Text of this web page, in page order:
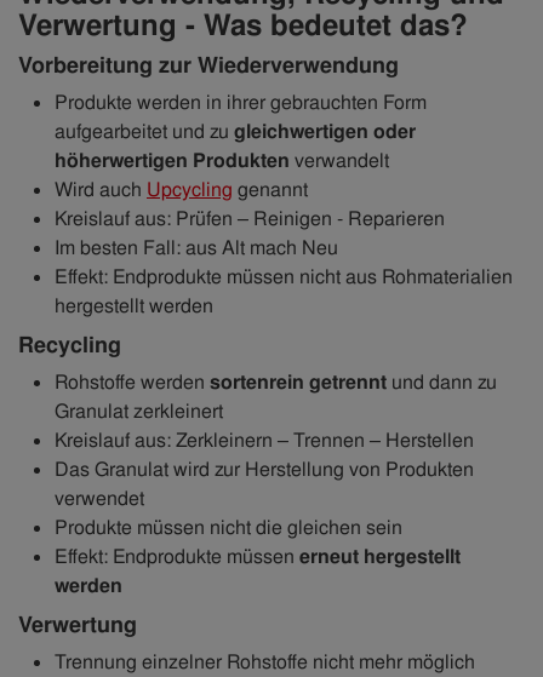
Verwertung - Was bedeutet das?
Vorbereitung zur Wiederverwendung
Produkte werden in ihrer gebrauchten Form
aufgearbeitet und zu gleichwertigen oder
höherwertigen Produkten verwandelt
Wird auch Upcycling genannt
Kreislauf aus: Prüfen – Reinigen - Reparieren
Im besten Fall: aus Alt mach Neu
Effekt: Endprodukte müssen nicht aus Rohmaterialien
hergestellt werden
Recycling
Rohstoffe werden sortenrein getrennt und dann zu
Granulat zerkleinert
Kreislauf aus: Zerkleinern – Trennen – Herstellen
Das Granulat wird zur Herstellung von Produkten
verwendet
Produkte müssen nicht die gleichen sein
Effekt: Endprodukte müssen erneut hergestellt
werden
Verwertung
Trennung einzelner Rohstoffe nicht mehr möglich